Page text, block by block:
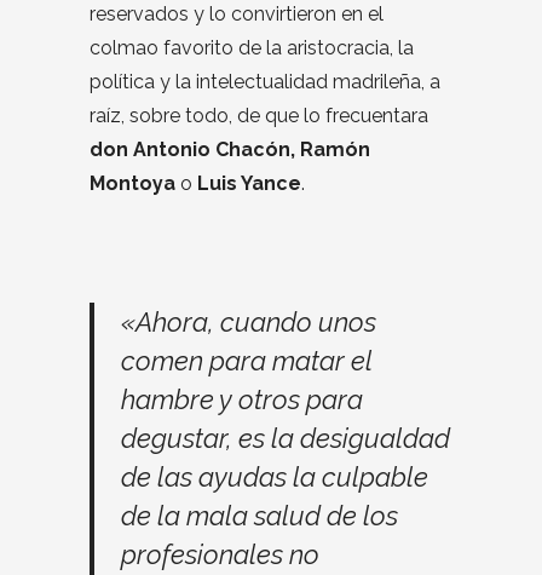
reservados y lo convirtieron en el
colmao favorito de la aristocracia, la
política y la intelectualidad madrileña, a
raíz, sobre todo, de que lo frecuentara
don Antonio Chacón, Ramón
Montoya o Luis Yance.
«Ahora, cuando unos
comen para matar el
hambre y otros para
degustar, es la desigualdad
de las ayudas la culpable
de la mala salud de los
profesionales no